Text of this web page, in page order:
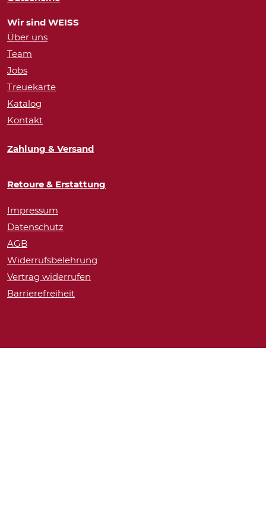
Wir sind WEISS
Über uns
Team
Jobs
Treuekarte
Katalog
Kontakt
Zahlung & Versand
Retoure & Erstattung
Impressum
Datenschutz
AGB
Widerrufsbelehrung
Vertrag widerrufen
Barrierefreiheit